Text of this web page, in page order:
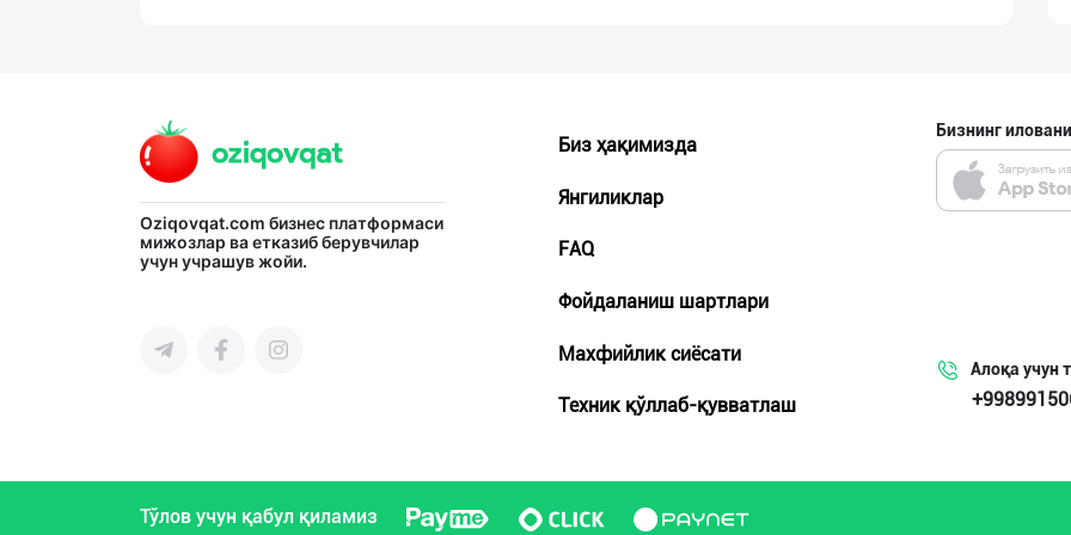
Oziqovqat.com бизнес платформаси
мижозлар ва етказиб берувчилар
учун учрашув жойи.
Биз ҳақимизда
Янгиликлар
FAQ
Фойдаланиш шартлари
Махфийлик сиёсати
Техник қўллаб-қувватлаш
Бизнинг
Алоқа учун
Тўлов учун қабул қиламиз